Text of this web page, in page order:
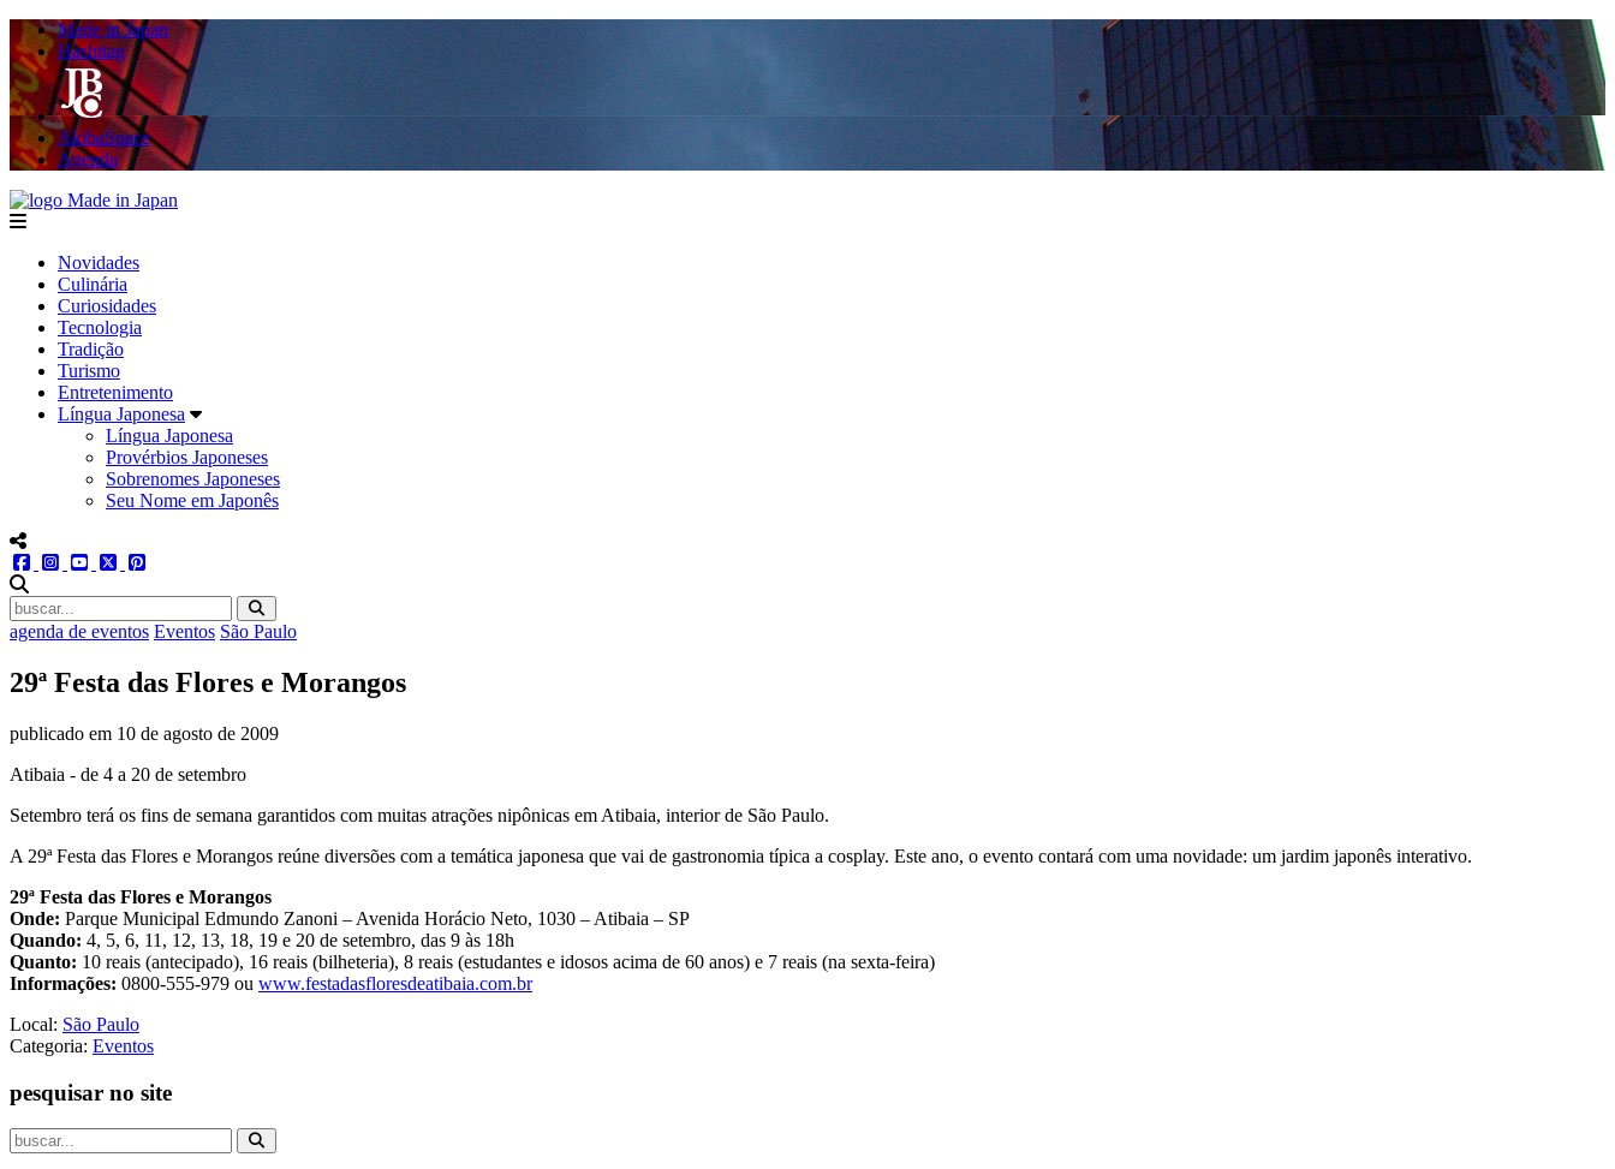
Made in Japan
Hashitag
AkibaSpace
Agenda
menu
Novidades
Culinária
Curiosidades
Tecnologia
Tradição
Turismo
Entretenimento
Língua Japonesa
Língua Japonesa
Provérbios Japoneses
Sobrenomes Japoneses
Seu Nome em Japonês
menu redes social
facebookinstagram
youtube
twitter
agenda de eventos Eventos São Paulo
29ª Festa das Flores e Morangos
publicado em 10 de agosto de 2009
Atibaia - de 4 a 20 de setembro
Setembro terá os fins de semana garantidos com muitas atrações nipônicas em Atibaia, interior de São Paulo.
A 29ª Festa das Flores e Morangos reúne diversões com a temática japonesa que vai de gastronomia típica a cosplay. Este ano, o evento contará com uma novidade: um jardim japonês interativo.
29ª Festa das Flores e Morangos
Onde: Parque Municipal Edmundo Zanoni – Avenida Horácio Neto, 1030 – Atibaia – SP
Quando: 4, 5, 6, 11, 12, 13, 18, 19 e 20 de setembro, das 9 às 18h
Quanto: 10 reais (antecipado), 16 reais (bilheteria), 8 reais (estudantes e idosos acima de 60 anos) e 7 reais (na sexta-feira)
Informações: 0800-555-979 ou www.festadasfloresdeatibaia.com.br
Local: São Paulo
Categoria: Eventos
pesquisar no site